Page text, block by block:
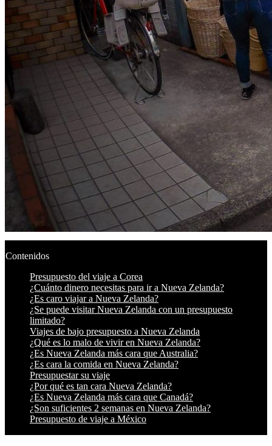
Contenidos
Presupuesto del viaje a Corea
¿Cuánto dinero necesitas para ir a Nueva Zelanda?
¿Es caro viajar a Nueva Zelanda?
¿Se puede visitar Nueva Zelanda con un presupuesto
limitado?
Viajes de bajo presupuesto a Nueva Zelanda
¿Qué es lo malo de vivir en Nueva Zelanda?
¿Es Nueva Zelanda más cara que Australia?
¿Es cara la comida en Nueva Zelanda?
Presupuestar su viaje
¿Por qué es tan cara Nueva Zelanda?
¿Es Nueva Zelanda más cara que Canadá?
¿Son suficientes 2 semanas en Nueva Zelanda?
Presupuesto de viaje a México